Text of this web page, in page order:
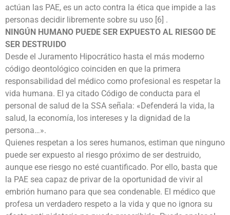
actúan las PAE, es un acto contra la ética que impide a las
personas decidir libremente sobre su uso [6] .
NINGÚN HUMANO PUEDE SER EXPUESTO AL RIESGO DE
SER DESTRUIDO
Desde el Juramento Hipocrático hasta el más moderno
código deontológico coinciden en que la primera
responsabilidad del médico como profesional es respetar la
vida humana. El ya citado Código de conducta para el
personal de salud de la SSA señala: «Defenderá la vida, la
salud, la economía, los intereses y la dignidad de la
persona…».
Quienes respetan a los seres humanos, estiman que ninguno
puede ser expuesto al riesgo próximo de ser destruido,
aunque ese riesgo no esté cuantificado. Por ello, basta que
la PAE sea capaz de privar de la oportunidad de vivir al
embrión humano para que sea condenable. El médico que
profesa un verdadero respeto a la vida y que no ignora su